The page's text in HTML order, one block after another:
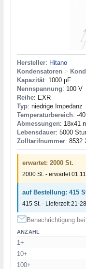
Hersteller: Hitano
Kondensatoren >
Kapazität: 1000 µF
Nennspannung: 100 V
Reihe: EXR
Typ: niedrige Impedanz
Temperaturbereich: -
Abmessungen: 18x41
Lebensdauer: 5000
Zolltarifnummer: 8532
erwartet: 2000 St.
2000 St. - erwartet
auf Bestellung: 415
415 St. - Lieferzeit 21-
Benachrichtigung
ANZAHL
1+
10+
100+